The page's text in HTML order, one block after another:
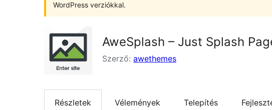
WordPress verziókkal.
AweSplash – Just Splash
Szerző: awethemes
Részletek Vélemények Telepítés